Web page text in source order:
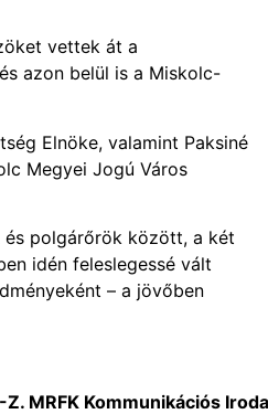
vettek át a
azon belül is a Miskolc-
Elnöke, valamint Paksiné
Megyei Jogú Város
polgárőrök között, a két
idén feleslegessé vált
– a jövőben
MRFK Kommunikációs